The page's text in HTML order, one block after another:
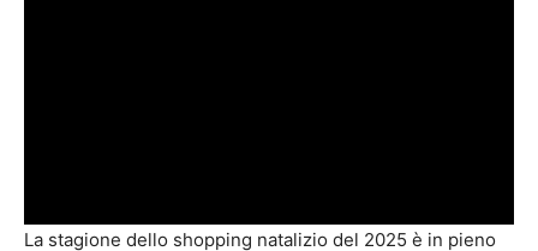
La stagione dello shopping natalizio del 2025 è in pieno